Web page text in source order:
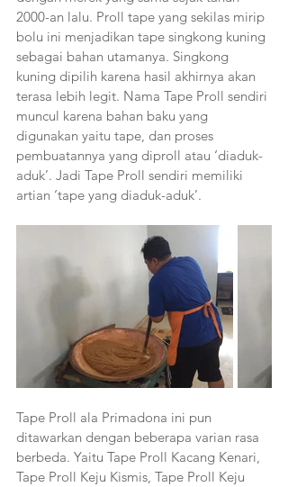
2000-an lalu. Proll tape yang sekilas mirip
bolu ini menjadikan tape singkong kuning
sebagai bahan utamanya. Singkong
kuning dipilih karena hasil akhirnya akan
terasa lebih legit. Nama Tape Proll sendiri
muncul karena bahan baku yang
digunakan yaitu tape, dan proses
pembuatannya yang diproll atau ‘diaduk-
aduk’. Jadi Tape Proll sendiri memiliki
artian ‘tape yang diaduk-aduk’.
Tape Proll ala Primadona ini pun
ditawarkan dengan beberapa varian rasa
berbeda. Yaitu Tape Proll Kacang Kenari,
Tape Proll Keju Kismis, Tape Proll Keju